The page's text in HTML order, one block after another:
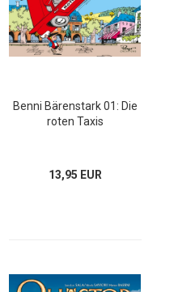
Benni Bärenstark 01: Die
roten Taxis
13,95 EUR